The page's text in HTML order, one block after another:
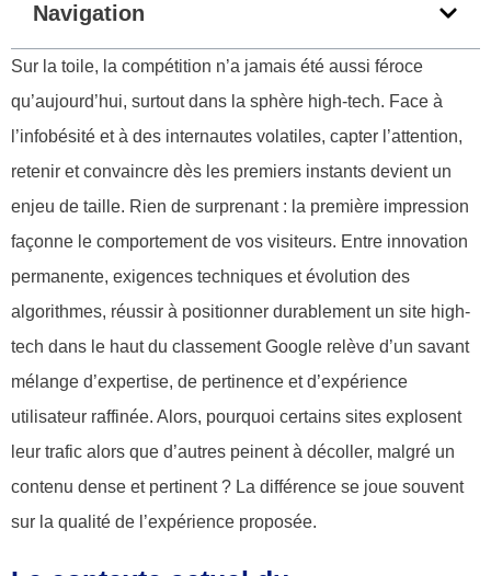
Navigation
Sur la toile, la compétition n’a jamais été aussi féroce
qu’aujourd’hui, surtout dans la sphère high-tech. Face à
l’infobésité et à des internautes volatiles, capter l’attention,
retenir et convaincre dès les premiers instants devient un
enjeu de taille. Rien de surprenant : la première impression
façonne le comportement de vos visiteurs. Entre innovation
permanente, exigences techniques et évolution des
algorithmes, réussir à positionner durablement un site high-
tech dans le haut du classement Google relève d’un savant
mélange d’expertise, de pertinence et d’expérience
utilisateur raffinée. Alors, pourquoi certains sites explosent
leur trafic alors que d’autres peinent à décoller, malgré un
contenu dense et pertinent ? La différence se joue souvent
sur la qualité de l’expérience proposée.